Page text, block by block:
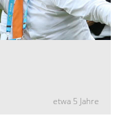
etwa 5 Jahre